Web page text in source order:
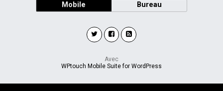
Mobile Bureau
Avec
WPtouch Mobile Suite for WordPress